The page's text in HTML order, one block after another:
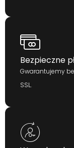
Bezpieczne
Gwarantujemy
SSL.